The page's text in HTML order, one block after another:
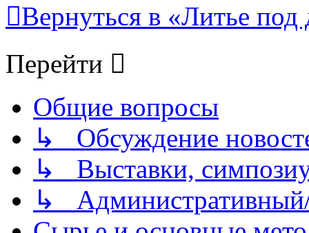
Вернуться в «Литье
Перейти
Общие вопросы
↳ Обсуждение
↳ Выставки,
↳